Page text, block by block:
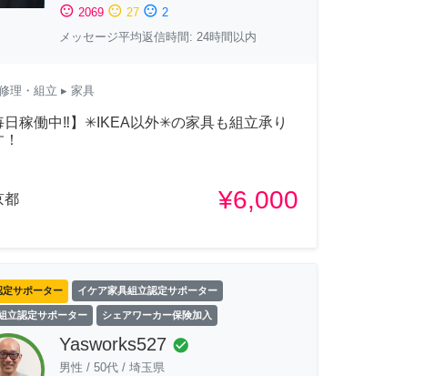
sentiment_satisfied 2069 sentiment_neutral 27 sentiment_dissatisfied 2
メッセージ平均返信時間: 24時間以内
理・組立 ▸ 家具
日稼働中‼︎】✳︎IKEA以外✳︎の家具も組立承り
都 ¥6,000
定サポーター イケア家具組立認定サポーター
立認定サポーター シェアワーカー保険加入
Yasworks527 check_circle
男性 / 50代/ 埼玉県